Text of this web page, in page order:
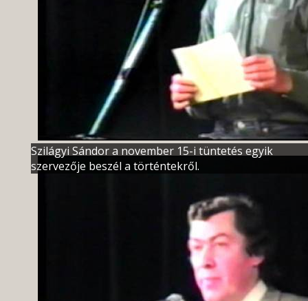
Szilágyi Sándor a november 15-i tüntetés egyik
szervezője beszél a történtekről.